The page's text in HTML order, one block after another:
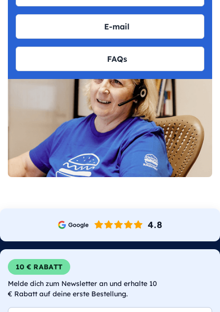
E-mail
FAQs
10 € RABATT
Melde dich zum Newsletter an und erhalte 10
€ Rabatt auf deine erste Bestellung.